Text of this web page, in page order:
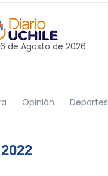
de Agosto de 2026
Opinión Deportes